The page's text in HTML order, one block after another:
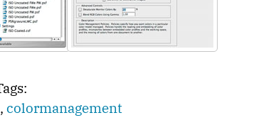
, colormanagement